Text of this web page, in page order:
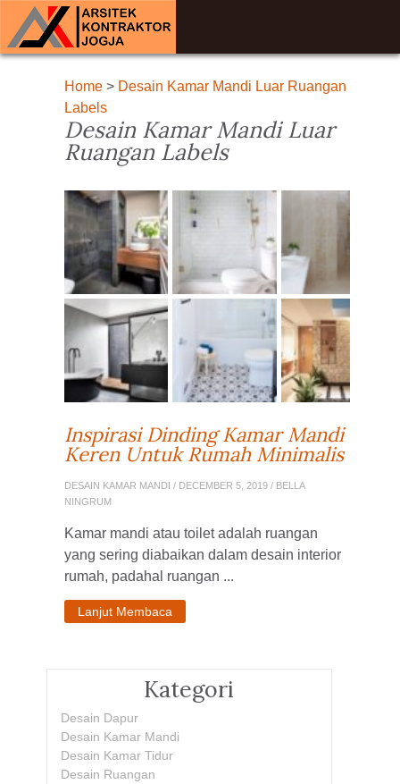
Home> Desain Kamar Mandi Luar Ruangan
Labels
Desain Kamar Mandi Luar
Ruangan Labels
Inspirasi Dinding Kamar Mandi
Keren Untuk Rumah Minimalis
DESAIN KAMAR MANDI / DECEMBER 5, 2019 / BELLA
NINGRUM
Kamar mandi atau toilet adalah ruangan
yang sering diabaikan dalam desain interior
rumah, padahal ruangan ...
Lanjut Membaca
Kategori
Desain Dapur
Desain Kamar Mandi
Desain Kamar Tidur
Desain Ruangan